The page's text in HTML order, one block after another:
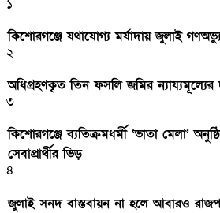
১
কিশোরগঞ্জে যথাযোগ্য মর্যাদায় জুলাই
২
অধিগ্রহণকৃত তিন ফসলি জমির ন্যায্যমূল্যের
৩
কিশোরগঞ্জে ব্যতিক্রমধর্মী ‘ভাতা মেলা’
সেবাপ্রার্থীর ভিড়
৪
জুলাই সনদ বাস্তবায়ন না হলে আবারও